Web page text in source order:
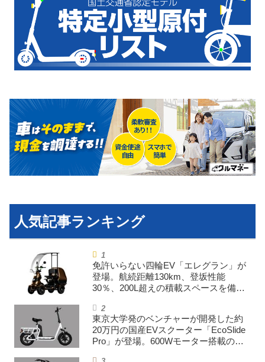
利用規約
プライバシーポリシー
ライター名簿
お問い合せ
広告掲載について
免許いらない四輪EV「エレグラン」が
登場。航続距離130km、登坂性能
30％、200L超えの積載スペースを備え
東京大学発のベンチャーが開発した約
20万円の国産EVスクーター「EcoSlide
Pro」が登場。600Wモーター搭載のハ